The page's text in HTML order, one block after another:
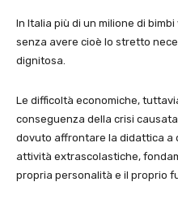
In Italia più di un milione di
senza avere cioè lo stretto
dignitosa.
Le difficoltà economiche,
conseguenza della crisi
dovuto affrontare la didattica a
attività extrascolastiche,
propria personalità e il proprio